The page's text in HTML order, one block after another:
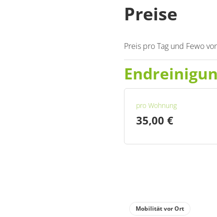
Preise
Preis pro Tag und Fewo
pro Wohnung
35,00 €
Mobilität vor Ort